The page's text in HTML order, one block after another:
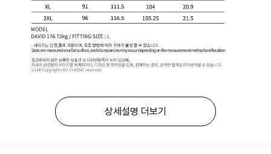
상세설명 더보기